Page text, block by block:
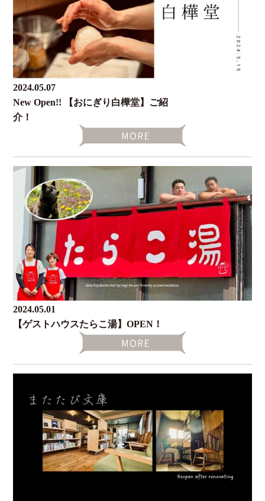
2024.05.07
New Open!! 【おにぎり白樺堂】ご紹
介！
2024.05.01
【ゲストハウスたらこ湯】OPEN！